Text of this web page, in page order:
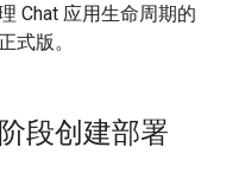
Chat 应用生命周期的
式版。
段创建部署